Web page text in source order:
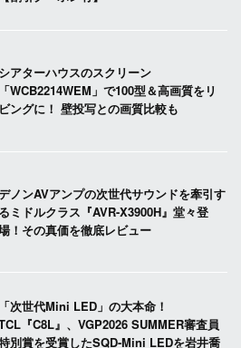
シアターハウスのスクリーン
「WCB2214WEM」で100型＆高画質をリ
ビングに！ 壁投写との画質比較も
ノンAVアンプの次世代サウンドを牽引す
るミドルクラス『AVR-X3900H』堂々登
！その真価を徹底レビュー
「次世代Mini LED」の大本命！
『C8L』、VGP2026 SUMMER審査員
別賞を受賞したSQD-Mini LEDを岩井喬